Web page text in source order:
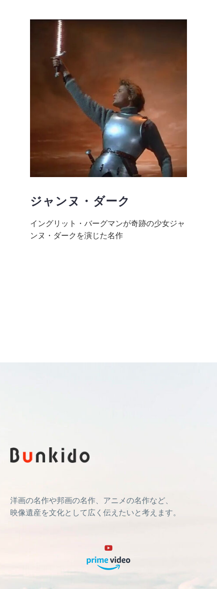
ジャンヌ・ダーク
イングリット・バーグマンが奇跡の少女ジャ
ンヌ・ダークを演じた名作
洋画の名作や邦画の名作、アニメの名作など、
映像遺産を文化として広く伝えたいと考えます。